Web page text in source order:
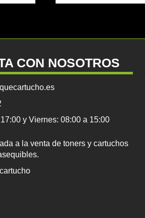
CON NOSOTROS
y Viernes: 08:00 a 15:00
a la venta de toners y cartuchos